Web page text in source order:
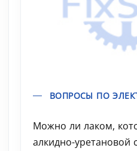
ВОПРОСЫ ПО
Можно ли лаком,
алкидно-уретановой